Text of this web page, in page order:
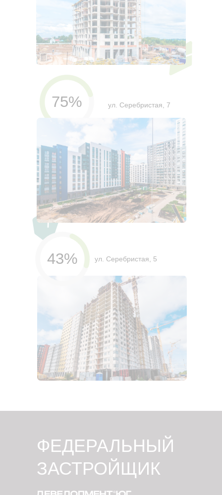
ул. Серебристая, 7
75%
ул. Серебристая, 5
43%
ФЕДЕРАЛЬНЫЙ
ЗАСТРОЙЩИК